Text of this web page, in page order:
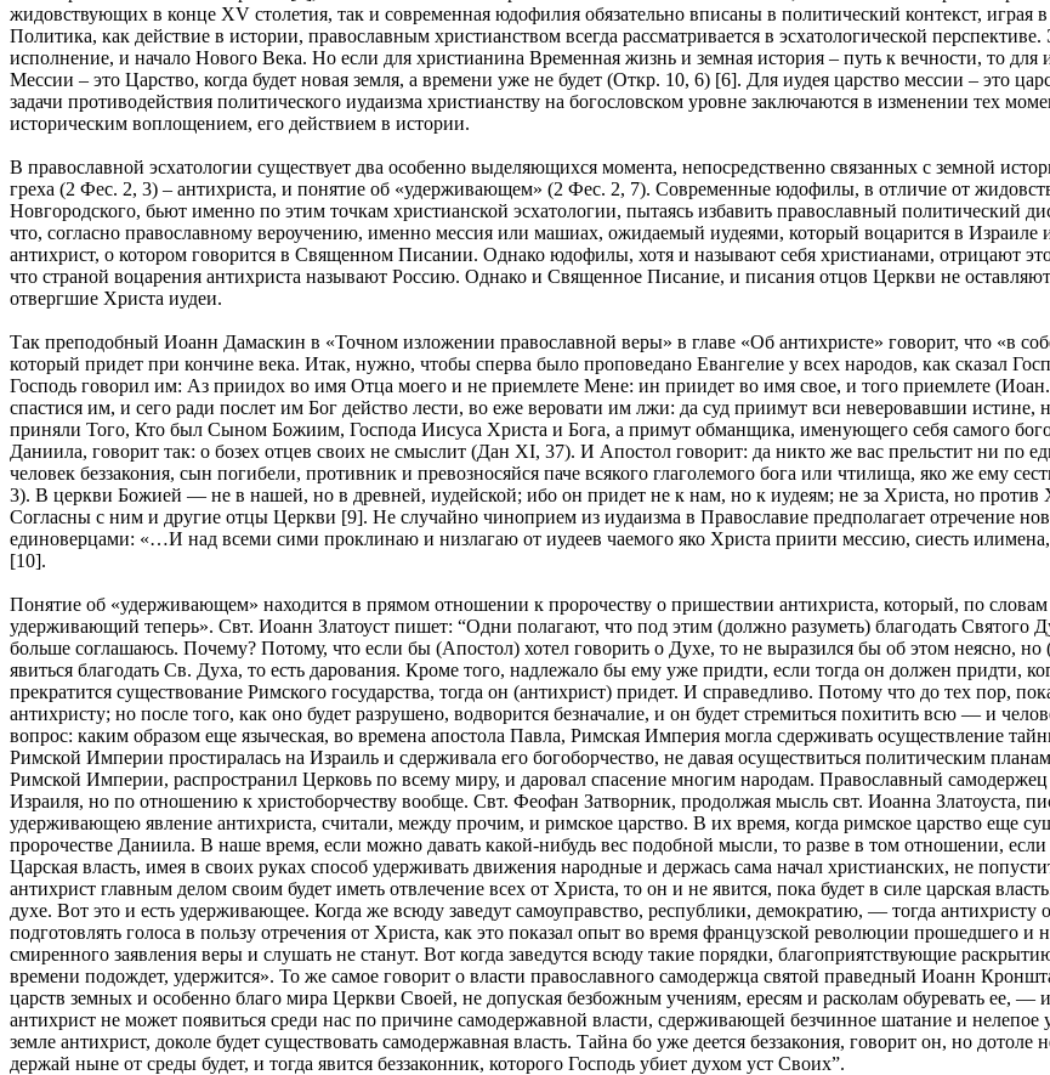
жидовствующих в конце XV столетия, так и современная юдофилия обязательно вписаны в политический контекст, играя
Политика, как действие в истории, православным христианством всегда рассматривается в эсхатологической
исполнение, и начало Нового Века. Но если для христианина Временная жизнь и земная история – путь к вечности, то для
Мессии – это Царство, когда будет новая земля, а времени уже не будет (Откр. 10, 6) [6]. Для иудея царство мессии – это
задачи противодействия политического иудаизма христианству на богословском уровне заключаются в изменении тех
историческим воплощением, его действием в истории.
В православной эсхатологии существует два особенно выделяющихся момента, непосредственно связанных с земной
греха (2 Фес. 2, 3) – антихриста, и понятие об «удерживающем» (2 Фес. 2, 7). Современные юдофилы, в отличие от
Новгородского, бьют именно по этим точкам христианской эсхатологии, пытаясь избавить православный политический
что, согласно православному вероучению, именно мессия или машиах, ожидаемый иудеями, который воцарится в Израиле
антихрист, о котором говорится в Священном Писании. Однако юдофилы, хотя и называют себя христианами, отрицают
что страной воцарения антихриста называют Россию. Однако и Священное Писание, и писания отцов Церкви не
отвергшие Христа иудеи.
Так преподобный Иоанн Дамаскин в «Точном изложении православной веры» в главе «Об антихристе» говорит, что «в
который придет при кончине века. Итак, нужно, чтобы сперва было проповедано Евангелие у всех народов, как сказал
Господь говорил им: Аз приидох во имя Отца моего и не приемлете Мене: ин приидет во имя свое, и того приемлете
спастися им, и сего ради послет им Бог действо лести, во еже веровати им лжи: да суд приимут вси неверовавшии
приняли Того, Кто был Сыном Божиим, Господа Иисуса Христа и Бога, а примут обманщика, именующего себя самого
Даниила, говорит так: о бозех отцев своих не смыслит (Дан XI, 37). И Апостол говорит: да никто же вас прельстит ни по
человек беззакония, сын погибели, противник и превозносяйся паче всякого глаголемого бога или чтилища, яко же ему
3). В церкви Божией — не в нашей, но в древней, иудейской; ибо он придет не к нам, но к иудеям; не за Христа, но против
Согласны с ним и другие отцы Церкви [9]. Не случайно чиноприем из иудаизма в Православие предполагает отречение
единоверцами: «…И над всеми сими проклинаю и низлагаю от иудеев чаемого яко Христа приити мессию, сиесть
[10].
Понятие об «удерживающем» находится в прямом отношении к пророчеству о пришествии антихриста, который, по словам
удерживающий теперь». Свт. Иоанн Златоуст пишет: “Одни полагают, что под этим (должно разуметь) благодать Святого
больше соглашаюсь. Почему? Потому, что если бы (Апостол) хотел говорить о Духе, то не выразился бы об этом неясно, но
явиться благодать Св. Духа, то есть дарования. Кроме того, надлежало бы ему уже придти, если тогда он должен придти,
прекратится существование Римского государства, тогда он (антихрист) придет. И справедливо. Потому что до тех пор,
антихристу; но после того, как оно будет разрушено, водворится безначалие, и он будет стремиться похитить всю — и
вопрос: каким образом еще языческая, во времена апостола Павла, Римская Империя могла сдерживать осуществление
Римской Империи простиралась на Израиль и сдерживала его богоборчество, не давая осуществиться политическим
Римской Империи, распространил Церковь по всему миру, и даровал спасение многим народам. Православный
Израиля, но по отношению к христоборчеству вообще. Свт. Феофан Затворник, продолжая мысль свт. Иоанна Златоуста,
удерживающею явление антихриста, считали, между прочим, и римское царство. В их время, когда римское царство еще
пророчестве Даниила. В наше время, если можно давать какой-нибудь вес подобной мысли, то разве в том отношении,
Царская власть, имея в своих руках способ удерживать движения народные и держась сама начал христианских, не
антихрист главным делом своим будет иметь отвлечение всех от Христа, то он и не явится, пока будет в силе царская
духе. Вот это и есть удерживающее. Когда же всюду заведут самоуправство, республики, демократию, — тогда антихристу
подготовлять голоса в пользу отречения от Христа, как это показал опыт во время французской революции прошедшего и
смиренного заявления веры и слушать не станут. Вот когда заведутся всюду такие порядки, благоприятствующие
времени подождет, удержится». То же самое говорит о власти православного самодержца святой праведный Иоанн
царств земных и особенно благо мира Церкви Своей, не допуская безбожным учениям, ересям и расколам обуревать ее,
антихрист не может появиться среди нас по причине самодержавной власти, сдерживающей безчинное шатание и нелепое
земле антихрист, доколе будет существовать самодержавная власть. Тайна бо уже деется беззакония, говорит он, но
держай ныне от среды будет, и тогда явится беззаконник, которого Господь убиет духом уст Своих”.